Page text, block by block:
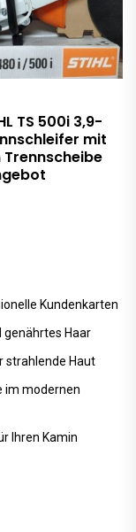
TS 500i 3,9-
mit
Kundenkarten
genährtes Haar
strahlende Haut
im modernen
Ihren Kamin